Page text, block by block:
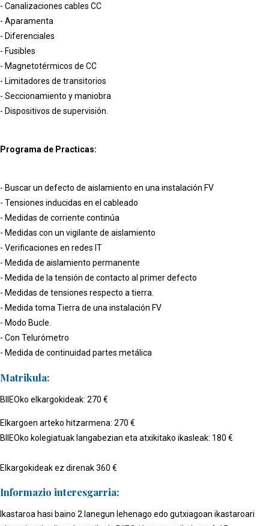
- Canalizaciones cables CC
- Aparamenta
- Diferenciales
- Fusibles
- Magnetotérmicos de CC
- Limitadores de transitorios
- Seccionamiento y maniobra
- Dispositivos de supervisión.
Programa de Practicas:
- Buscar un defecto de aislamiento en una instalación FV
- Tensiones inducidas en el cableado
- Medidas de corriente continúa
- Medidas con un vigilante de aislamiento
- Verificaciones en redes IT
- Medida de aislamiento permanente
- Medida de la tensión de contacto al primer defecto
- Medidas de tensiones respecto a tierra.
- Medida toma Tierra de una instalación FV
- Modo Bucle.
- Con Telurómetro
- Medida de continuidad partes metálica
Matrikula:
BIIEOko elkargokideak: 270 €
Elkargoen arteko hitzarmena: 270 €
BIIEOko kolegiatuak langabezian eta atxikitako ikasleak: 180 €
Elkargokideak ez direnak 360 €
Informazio interesgarria:
Ikastaroa hasi baino 2 lanegun lehenago edo gutxiagoan ikastaroari